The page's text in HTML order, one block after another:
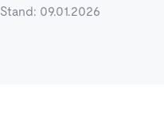
Stand: 09.01.2026